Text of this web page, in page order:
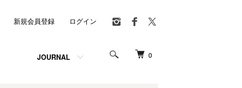
0
JOURNAL
新規会員登録 ログイン